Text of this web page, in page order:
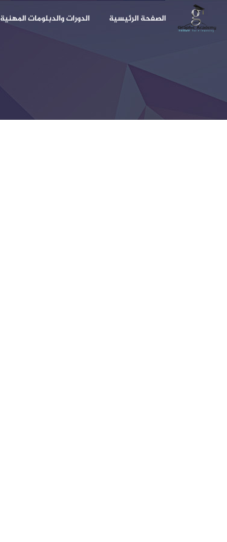
الصفحة الرئيسية الدورات والدبلومات المهنية